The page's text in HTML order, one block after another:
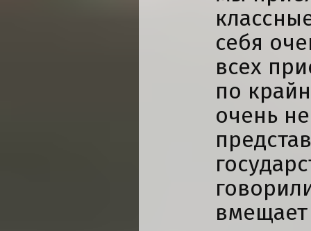
себя
всех
по
очень